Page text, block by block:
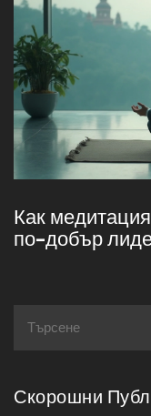
Как
по-добър
Скорошни